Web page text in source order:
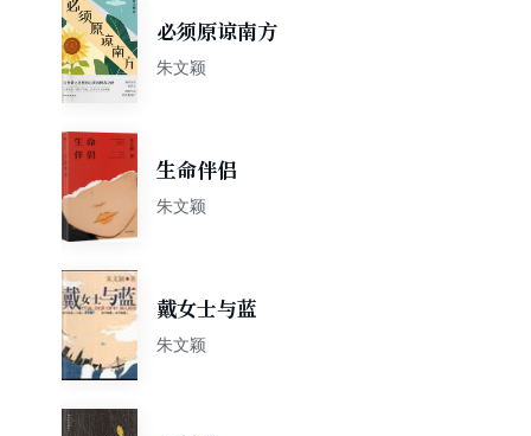
必须原谅南方
朱文颖
生命伴侣
朱文颖
戴女士与蓝
朱文颖